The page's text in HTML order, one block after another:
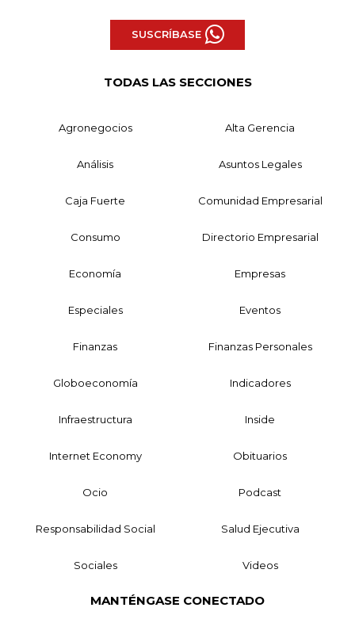
SUSCRÍBASE
TODAS LAS SECCIONES
Agronegocios Alta Gerencia
Análisis Asuntos Legales
Caja Fuerte Comunidad Empresarial
Consumo Directorio Empresarial
Economía Empresas
Especiales Eventos
Finanzas Finanzas Personales
Globoeconomía Indicadores
Infraestructura Inside
Internet Economy Obituarios
Ocio Podcast
Responsabilidad Social Salud Ejecutiva
Sociales Videos
MANTÉNGASE CONECTADO